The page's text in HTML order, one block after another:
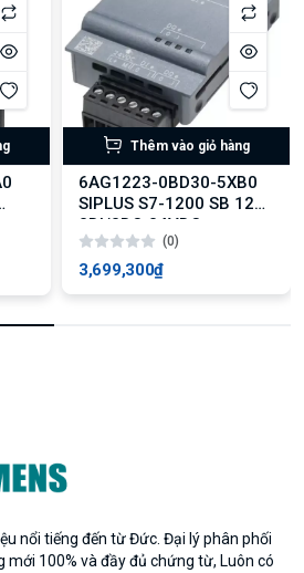
Thêm vào giỏ hàng
6AG1223-0BD30-5XB0
SIPLUS S7-1200 SB 1223
2DI/2DQ 24VDC
(0)
3,699,300₫
nổi tiếng đến từ Đức. Đại lý phân phối
mới 100% và đầy đủ chứng từ, Luôn có